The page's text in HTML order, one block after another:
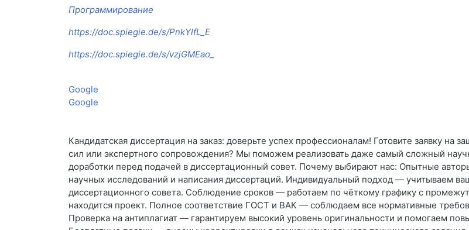
Программирование
https://doc.spiegie.de/s/PnkYlfL_E
https://doc.spiegie.de/s/vzjGMEao_
Google
Google
Кандидатская диссертация на заказ: доверьте успех профессионалам! Готовите заявку на
сил или экспертного сопровождения? Мы поможем реализовать даже самый сложный
доработки перед подачей в диссертационный совет. Почему выбирают нас: Опытные
научных исследований и написания диссертаций. Индивидуальный подход — учитываем
диссертационного совета. Соблюдение сроков — работаем по чёткому графику с
находится проект. Полное соответствие ГОСТ и ВАК — соблюдаем все нормативные
Проверка на антиплагиат — гарантируем высокий уровень оригинальности и помогаем